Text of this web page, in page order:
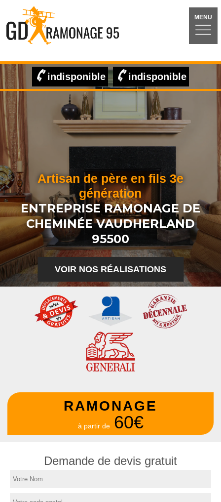
MENU
indisponible indisponible
Artisan de père en fils 3e
génération
ENTREPRISE RAMONAGE DE
CHEMINÉE VAUDHERLAND
95500
VOIR NOS RÉALISATIONS
RAMONAGE
à partir de 60€
Demande de devis gratuit